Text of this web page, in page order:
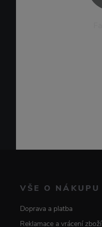
VŠE O NÁKUPU
Doprava a platba
Reklamace a vrácení zboží